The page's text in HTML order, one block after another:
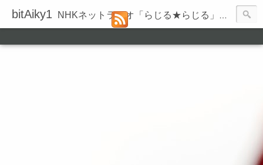
bitAiky1 NHKネットラジオ「らじる★らじる」の録音履歴